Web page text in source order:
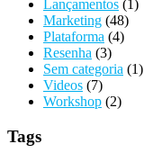
Lançamentos (1)
Marketing (48)
Plataforma (4)
Resenha (3)
Sem categoria (1)
Videos (7)
Workshop (2)
Tags